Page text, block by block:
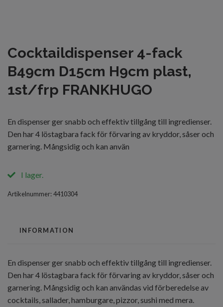
Cocktaildispenser 4-fack
B49cm D15cm H9cm plast,
1st/frp FRANKHUGO
En dispenser ger snabb och effektiv tillgång till ingredienser.
Den har 4 löstagbara fack för förvaring av kryddor, såser och
garnering. Mångsidig och kan använ
I lager.
Artikelnummer:4410304
INFORMATION
En dispenser ger snabb och effektiv tillgång till ingredienser.
Den har 4 löstagbara fack för förvaring av kryddor, såser och
garnering. Mångsidig och kan användas vid förberedelse av
cocktails, sallader, hamburgare, pizzor, sushi med mera.